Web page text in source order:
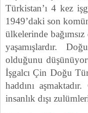
Türkistan’ı 4 kez
1949’daki son
ülkelerinde
yaşamışlardır.
olduğunu
İşgalcı Çin Doğu
haddını
insanlık dışı